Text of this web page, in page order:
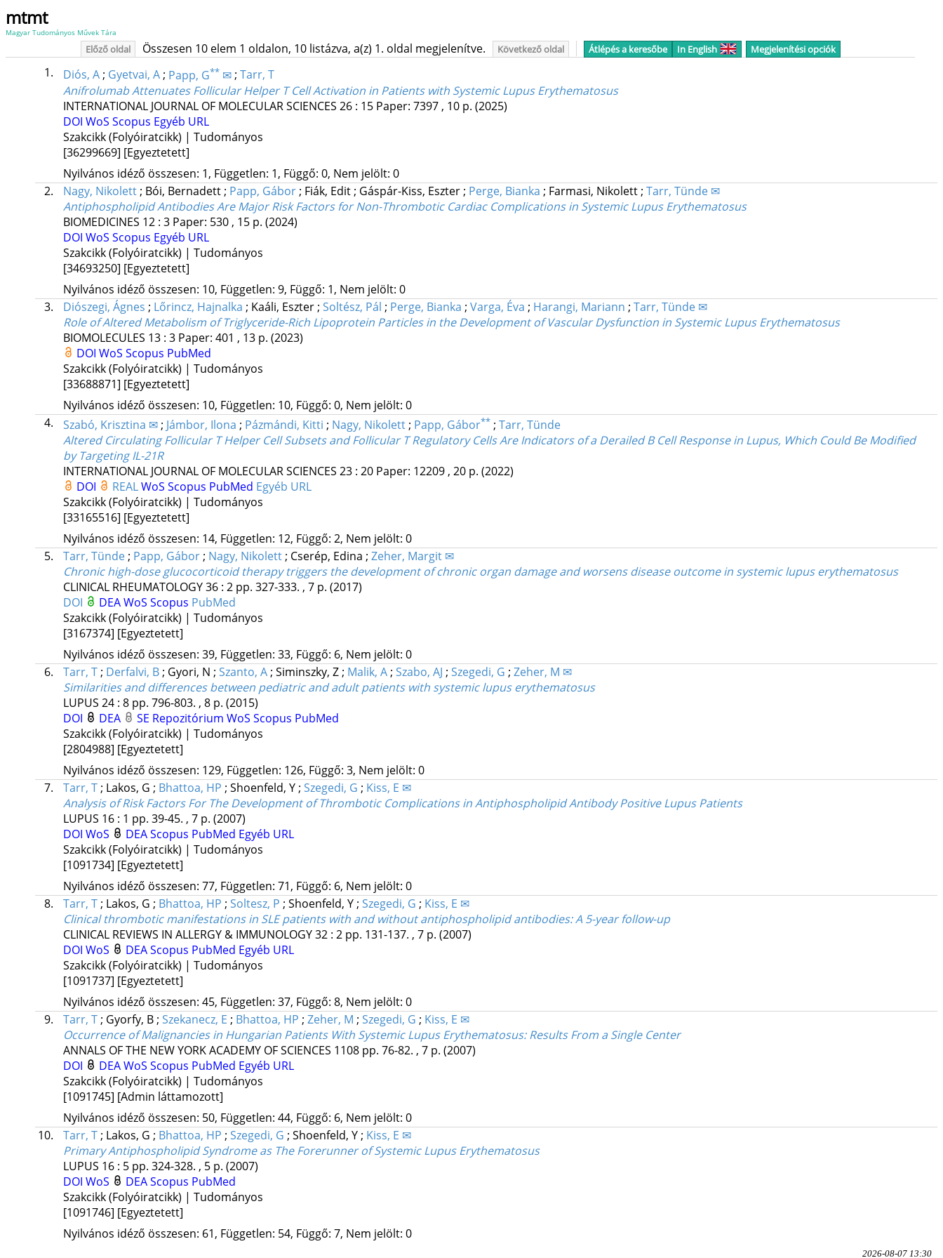
mtmt
Magyar Tudományos Művek Tára
Előző oldal Összesen 10 elem 1 oldalon, 10 listázva, a(z) 1. oldal megjelenítve. Következő oldal Átlépés a keresőbe In English Megjelenítési opciók
1. Diós, A; Gyetvai, A; Papp, G**✉; Tarr, T
Anifrolumab Attenuates Follicular Helper T Cell Activation in Patients with Systemic Lupus Erythematosus
INTERNATIONAL JOURNAL OF MOLECULAR SCIENCES 26: 15 Paper: 7397 , 10 p. (2025)
DOI WoS Scopus Egyéb URL
Szakcikk (Folyóiratcikk) | Tudományos
[36299669] [Egyeztetett]
Nyilvános idéző összesen: 1, Független: 1, Függő: 0, Nem jelölt: 0
2.
Nagy, Nikolett ; Bói, Bernadett ; Papp, Gábor ; Fiák, Edit ; Gáspár-Kiss, Eszter ; Perge, Bianka ; Farmasi, Nikolett ; Tarr, Tünde ✉
Antiphospholipid Antibodies Are Major Risk Factors for Non-Thrombotic Cardiac Complications in Systemic Lupus Erythematosus
BIOMEDICINES 12: 3 Paper: 530 , 15 p. (2024)
DOI WoS Scopus Egyéb URL
Szakcikk (Folyóiratcikk) | Tudományos
[34693250] [Egyeztetett]
Nyilvános idéző összesen: 10, Független: 9, Függő: 1, Nem jelölt: 0
3.
Diószegi, Ágnes ; Lőrincz, Hajnalka ; Kaáli, Eszter ; Soltész, Pál ; Perge, Bianka ; Varga, Éva ; Harangi, Mariann ; Tarr, Tünde ✉
Role of Altered Metabolism of Triglyceride-Rich Lipoprotein Particles in the Development of Vascular Dysfunction in Systemic Lupus Erythematosus
BIOMOLECULES 13: 3 Paper: 401 , 13 p. (2023)
DOI WoS Scopus PubMed
Szakcikk (Folyóiratcikk) | Tudományos
[33688871] [Egyeztetett]
Nyilvános idéző összesen: 10, Független: 10, Függő: 0, Nem jelölt: 0
4.
Szabó, Krisztina ✉ ; Jámbor, Ilona ; Pázmándi, Kitti ; Nagy, Nikolett ; Papp, Gábor** ; Tarr, Tünde
Altered Circulating Follicular T Helper Cell Subsets and Follicular T Regulatory Cells Are Indicators of a Derailed B Cell Response in Lupus, Which Could Be Modified
by Targeting IL-21R
INTERNATIONAL JOURNAL OF MOLECULAR SCIENCES 23: 20 Paper: 12209 , 20 p. (2022)
DOI
REALWoS Scopus PubMed Egyéb URL
Szakcikk (Folyóiratcikk) | Tudományos
[33165516] [Egyeztetett]
Nyilvános idéző összesen: 14, Független: 12, Függő: 2, Nem jelölt: 0
5.
Tarr, Tünde ; Papp, Gábor ; Nagy, Nikolett ; Cserép, Edina ; Zeher, Margit ✉
Chronic high-dose glucocorticoid therapy triggers the development of chronic organ damage and worsens disease outcome in systemic lupus erythematosus
CLINICAL RHEUMATOLOGY36: 2 pp. 327-333. , 7 p. (2017)
DOI
DEAWoS Scopus PubMed
Szakcikk (Folyóiratcikk) | Tudományos
[3167374] [Egyeztetett]
Nyilvános idéző összesen: 39, Független: 33, Függő: 6, Nem jelölt: 0
6.
Tarr, T ; Derfalvi, B ; Gyori, N ; Szanto, A ; Siminszky, Z ; Malik, A ; Szabo, AJ ; Szegedi, G ; Zeher, M ✉
Similarities and differences between pediatric and adult patients with systemic lupus erythematosus
LUPUS 24: 8 pp. 796-803. , 8 p. (2015)
DOI
DEA SE Repozitórium WoS Scopus PubMed
Szakcikk (Folyóiratcikk) | Tudományos
[2804988] [Egyeztetett]
Nyilvános idéző összesen: 129, Független: 126, Függő: 3, Nem jelölt: 0
7.
Tarr, T ; Lakos, G ; Bhattoa, HP ; Shoenfeld, Y ; Szegedi, G ; Kiss, E ✉
Analysis of Risk Factors For The Development of Thrombotic Complications in Antiphospholipid Antibody Positive Lupus Patients
LUPUS 16: 1 pp. 39-45. , 7 p. (2007)
DOI WoS DEAScopus PubMed Egyéb URL
Szakcikk (Folyóiratcikk) | Tudományos
[1091734] [Egyeztetett]
Nyilvános idéző összesen: 77, Független: 71, Függő: 6, Nem jelölt: 0
8.
Tarr, T ; Lakos, G ; Bhattoa, HP ; Soltesz, P ; Shoenfeld, Y ; Szegedi, G ; Kiss, E ✉
Clinical thrombotic manifestations in SLE patients with and without antiphospholipid antibodies: A 5-year follow-up
CLINICAL REVIEWS IN ALLERGY & IMMUNOLOGY32: 2 pp. 131-137. , 7 p. (2007)
DOI WoS DEAScopus PubMed Egyéb URL
Szakcikk (Folyóiratcikk) | Tudományos
[1091737] [Egyeztetett]
Nyilvános idéző összesen: 45, Független: 37, Függő: 8, Nem jelölt: 0
9.
Tarr, T ; Gyorfy, B ; Szekanecz, E ; Bhattoa, HP ; Zeher, M ; Szegedi, G ; Kiss, E ✉
Occurrence of Malignancies in Hungarian Patients With Systemic Lupus Erythematosus: Results From a Single Center
ANNALS OF THE NEW YORK ACADEMY OF SCIENCES 1108 pp. 76-82. , 7 p. (2007)
DOI
DEAWoS Scopus PubMed Egyéb URL
Szakcikk (Folyóiratcikk) | Tudományos
[1091745] [Admin láttamozott]
Nyilvános idéző összesen: 50, Független: 44, Függő: 6, Nem jelölt: 0
10.
Tarr, T ; Lakos, G ; Bhattoa, HP ; Szegedi, G ; Shoenfeld, Y ; Kiss, E ✉
Primary Antiphospholipid Syndrome as The Forerunner of Systemic Lupus Erythematosus
LUPUS 16: 5 pp. 324-328. , 5 p. (2007)
DOI WoS DEAScopus PubMed
Szakcikk (Folyóiratcikk) | Tudományos
[1091746] [Egyeztetett]
Nyilvános idéző összesen: 61, Független: 54, Függő: 7, Nem jelölt: 0
2026-08-07 13:30